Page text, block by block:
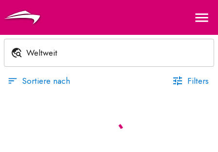
Luxusyachten zum Chartern
Suche
Sortiere nach Filters